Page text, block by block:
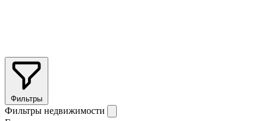
Фильтры
Фильтры недвижимости